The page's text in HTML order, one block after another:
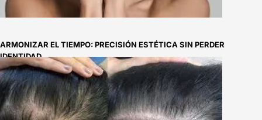
ARMONIZAR EL TIEMPO: PRECISIÓN ESTÉTICA SIN PERDER
IDENTIDAD